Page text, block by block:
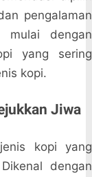
pengalaman
mulai dengan
yang sering
kopi.
Jiwa
kopi yang
dengan